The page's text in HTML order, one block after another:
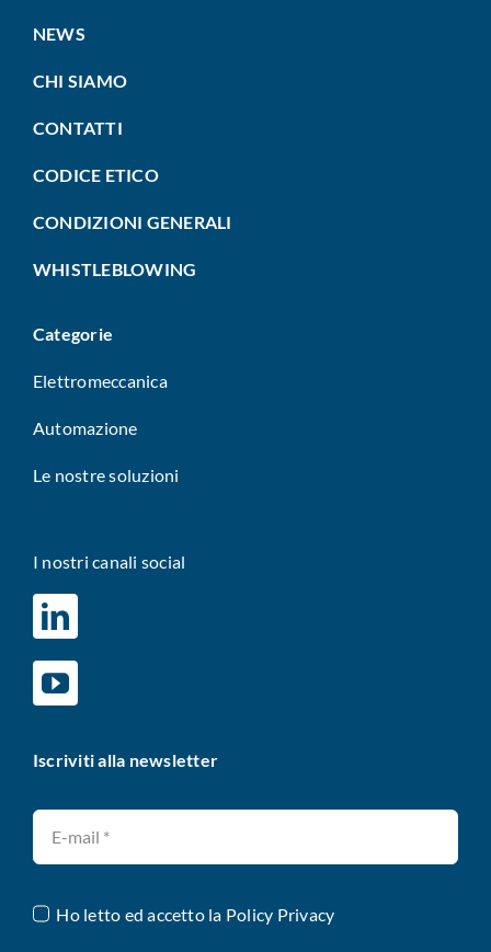
NEWS
CHI SIAMO
CONTATTI
CODICE ETICO
CONDIZIONI GENERALI
WHISTLEBLOWING
Categorie
Elettromeccanica
Automazione
Le nostre soluzioni
I nostri canali social
Iscriviti alla newsletter
Ho letto ed accetto la Policy Privacy